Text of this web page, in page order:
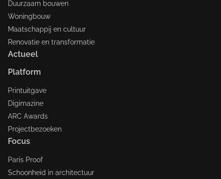
Duurzaam bouwen
Woningbouw
Maatschappij en cultuur
Renovatie en transformatie
Actueel
Platform
Printuitgave
Digimazine
ARC Awards
Projectbezoeken
Focus
Paris Proof
Schoonheid in architectuur